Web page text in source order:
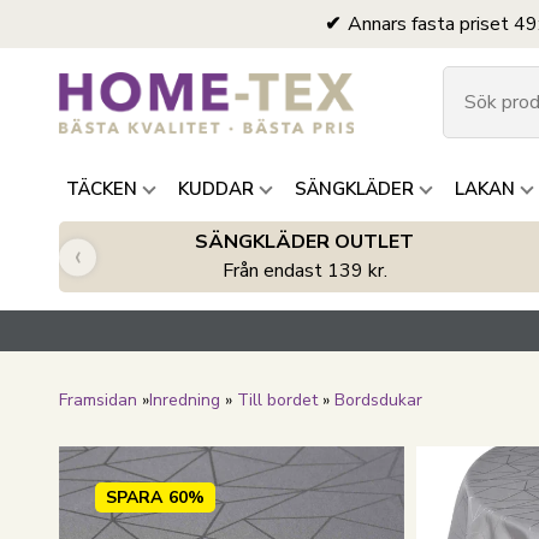
Annars fasta priset
TÄCKEN KUDDAR SÄNGKLÄDER LAKAN
SÄNGKLÄDER OUTLET
Från endast 139 kr.
‹
Framsidan »Inredning » Till bordet» Bordsdukar
SPARA 60%